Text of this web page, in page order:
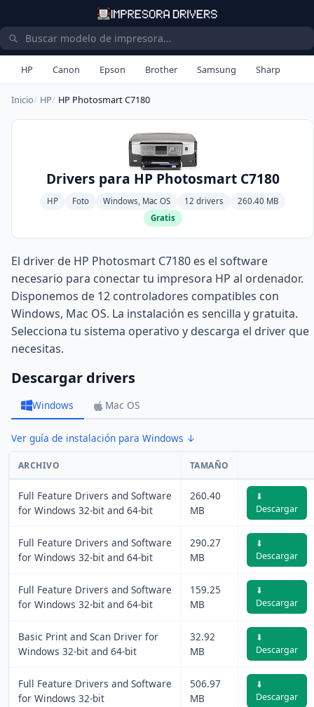
HP Canon Epson Brother Samsung Sharp
Inicio HP HP Photosmart C7180
Drivers para HP Photosmart C7180
HP Foto Windows, Mac OS 12 drivers
260.40 MB
Gratis
El driver de HP Photosmart C7180 es el software
necesario para conectar tu impresora HP al ordenador.
Disponemos de 12 controladores compatibles con
Windows, Mac OS. La instalación es sencilla y gratuita.
Selecciona tu sistema operativo y descarga el driver que
necesitas.
Descargar drivers
Windows Mac OS
Ver guía de instalación para Windows ↓
ARCHIVO TAMAÑO
Full Feature Drivers and Software
for Windows 32-bit and 64-bit
260.40
MB
⬇
Descargar
Full Feature Drivers and Software
for Windows 32-bit and 64-bit
290.27
MB
⬇
Descargar
Full Feature Drivers and Software
for Windows 32-bit and 64-bit
159.25
MB
⬇
Descargar
Basic Print and Scan Driver for
Windows 32-bit and 64-bit
32.92
MB
⬇
Descargar
Full Feature Drivers and Software
for Windows 32-bit
506.97
MB
⬇
Descargar